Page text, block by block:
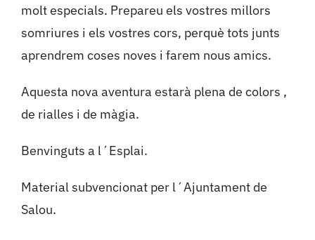
molt especials. Prepareu els vostres millors
somriures i els vostres cors, perquè tots junts
aprendrem coses noves i farem nous amics.
Aquesta nova aventura estarà plena de colors ,
de rialles i de màgia.
Benvinguts a l´Esplai.
Material subvencionat per l´Ajuntament de
Salou.